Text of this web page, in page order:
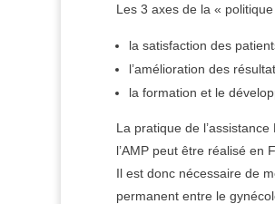
Les 3 axes de la «
la satisfaction des
l’amélioration des
la formation et le
La pratique de
l’AMP peut être réalisé en
Il est donc nécessaire de
permanent entre le